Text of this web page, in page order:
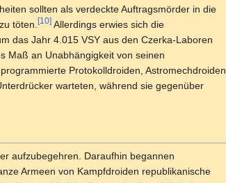
sollten als verdeckte Auftragsmörder in die
töten. [10] Allerdings erwies sich die
das Jahr 4.015 VSY aus den Czerka-Laboren
Maß an Unabhängigkeit von seinen
Protokolldroiden, Astromechdroiden
warteten, während sie gegenüber
aufzubegehren. Daraufhin begannen
Armeen von Kampfdroiden republikanische